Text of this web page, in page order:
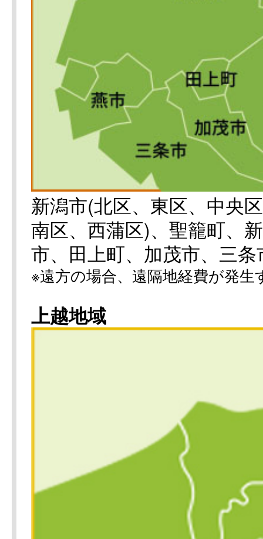
新潟市(北区、東区、中央
南区、西蒲区)、聖籠町、
市、田上町、加茂市、三
※遠方の場合、遠隔地経費が発
上越地域